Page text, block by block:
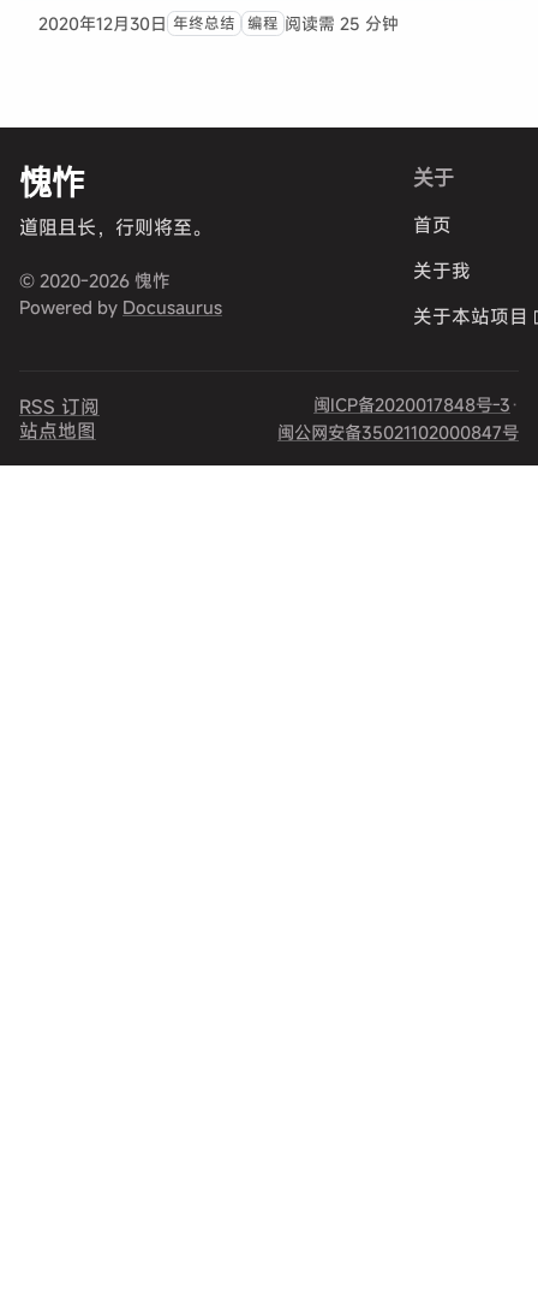
2020年12月30日 年终总结 编程 阅读需 25 分钟
愧怍
道阻且长，行则将至。
© 2020-2026 愧怍
Powered by Docusaurus
关于
首页
关于我
关于本站项目
RSS 订阅
站点地图
闽ICP备2020017848号-3 ·
闽公网安备35021102000847号